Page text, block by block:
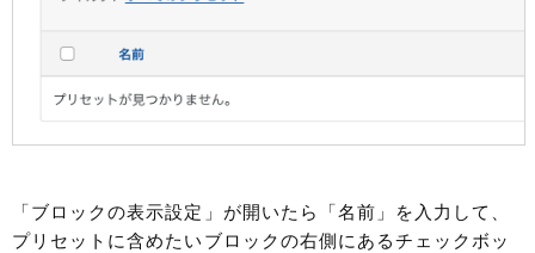
「ブロックの表示設定」が開いたら「名前」を入力して、
プリセットに含めたいブロックの右側にあるチェックボッ